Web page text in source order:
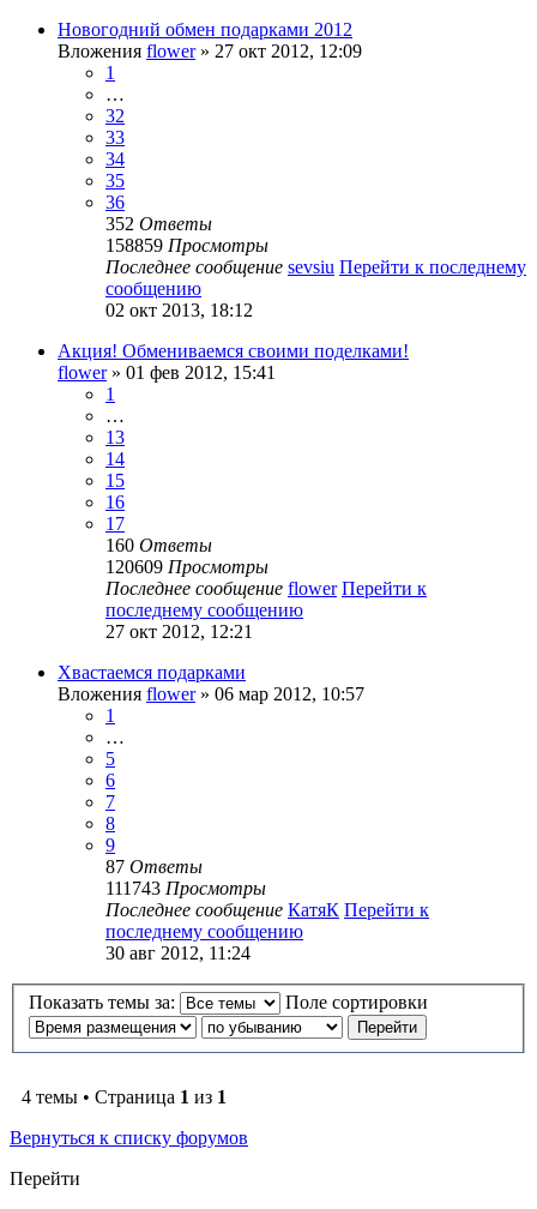
Новогодний обмен подарками 2012
Вложения flower» 27 окт 2012, 12:09
1
…
32
33
34
35
36
352 Ответы
158859 Просмотры
Последнее сообщение sevsiu Перейти к последнему
сообщению
02 окт 2013, 18:12
Акция! Обмениваемся своими поделками!
flower» 01 фев 2012, 15:41
1
…
13
14
15
16
17
160 Ответы
120609 Просмотры
Последнее сообщение flower Перейти к
последнему сообщению
27 окт 2012, 12:21
Хвастаемся подарками
Вложения flower» 06 мар 2012, 10:57
1
…
5
6
7
8
9
87 Ответы
111743 Просмотры
Последнее сообщение КатяК Перейти к
последнему сообщению
30 авг 2012, 11:24
Показать темы за: Поле сортировки
4 темы • Страница 1 из 1
Вернуться к списку форумов
Перейти